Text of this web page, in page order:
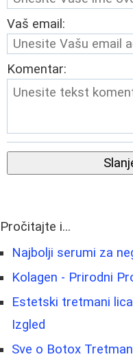
Vaš email:
Komentar:
Pročitajte i...
Najbolji serumi za
Kolagen - Prirodni
Estetski tretmani
Izgled
Sve o Botox